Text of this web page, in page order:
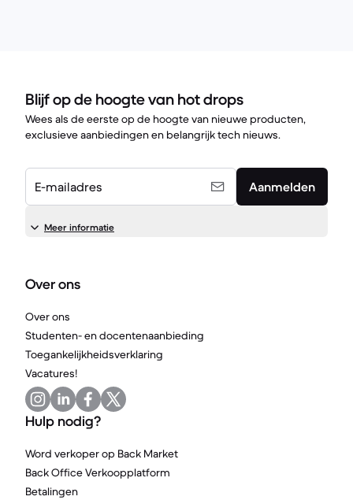
Blijf op de hoogte van hot drops
Wees als de eerste op de hoogte van nieuwe producten,
exclusieve aanbiedingen en belangrijk tech nieuws.
E-mailadres Aanmelden
Meer informatie
Over ons
Over ons
Studenten- en docentenaanbieding
Toegankelijkheidsverklaring
Vacatures!
Hulp nodig?
Word verkoper op Back Market
Back Office Verkoopplatform
Betalingen